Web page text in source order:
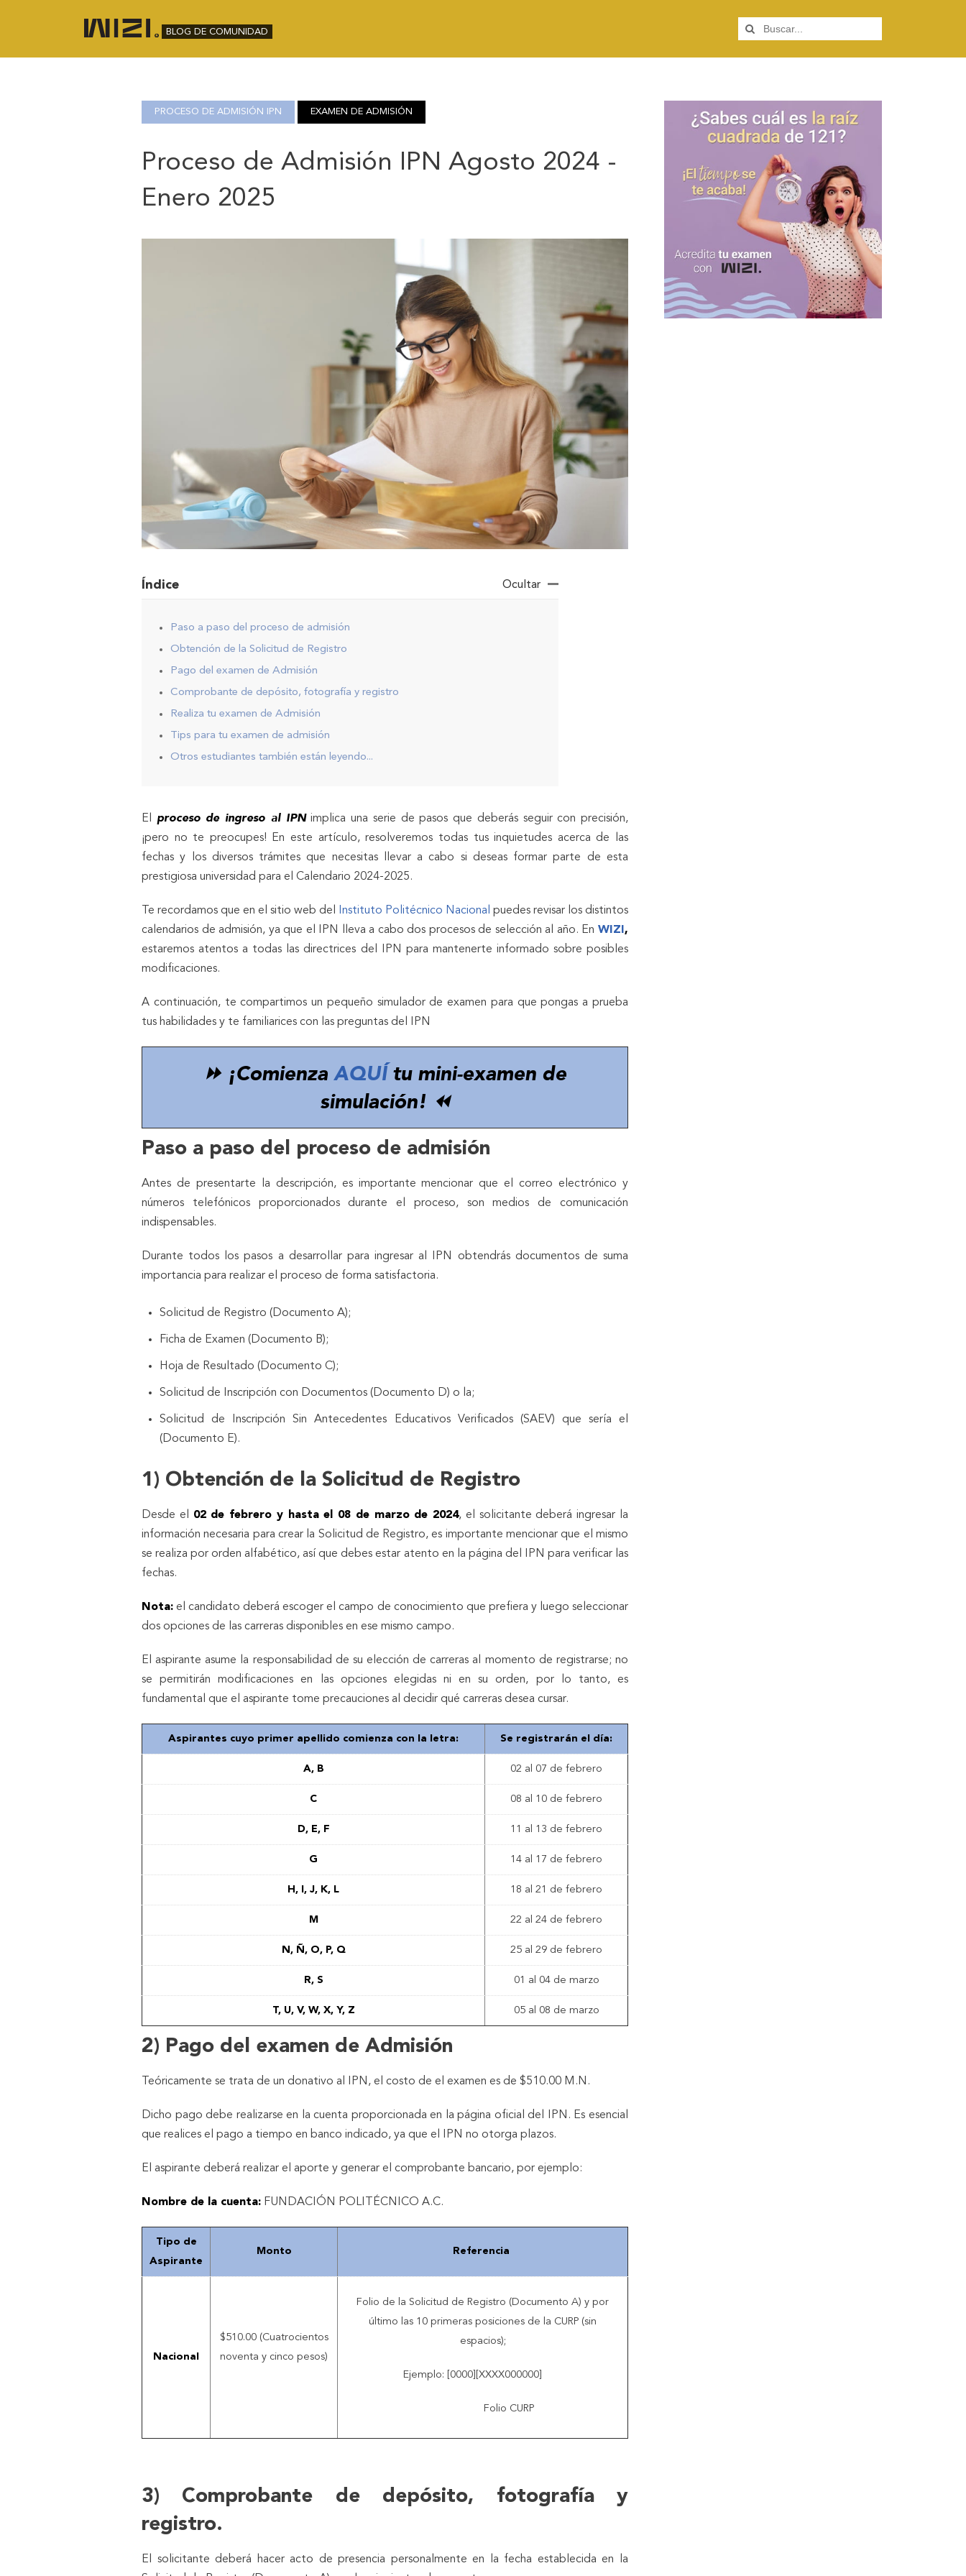
BLOG DE COMUNIDAD
PROCESO DE ADMISIÓN IPN EXAMEN DE ADMISIÓN
Proceso de Admisión IPN Agosto 2024 -
Enero 2025
Índice Ocultar
Paso a paso del proceso de admisión
Obtención de la Solicitud de Registro
Pago del examen de Admisión
Comprobante de depósito, fotografía y registro
Realiza tu examen de Admisión
Tips para tu examen de admisión
Otros estudiantes también están leyendo...
El proceso de ingreso al IPNimplica una serie de pasos que deberás seguir con precisión,
¡pero no te preocupes! En este artículo, resolveremos todas tus inquietudes acerca de las
fechas y los diversos trámites que necesitas llevar a cabo si deseas formar parte de esta
prestigiosa universidad para el Calendario 2024-2025.
Te recordamos que en el sitio web del Instituto Politécnico Nacional puedes revisar los distintos
calendarios de admisión, ya que el IPN lleva a cabo dos procesos de selección al año. En WIZI ,
estaremos atentos a todas las directrices del IPN para mantenerte informado sobre posibles
modificaciones.
A continuación, te compartimos un pequeño simulador de examen para que pongas a prueba
tus habilidades y te familiarices con las preguntas del IPN
⏩ ¡Comienza AQUÍ tu mini-examen de
simulación! ⏪
Paso a paso del proceso de admisión
Antes de presentarte la descripción, es importante mencionar que el correo electrónico y
números telefónicos proporcionados durante el proceso, son medios de comunicación
indispensables.
Durante todos los pasos a desarrollar para ingresar al IPN obtendrás documentos de suma
importancia para realizar el proceso de forma satisfactoria.
Solicitud de Registro (Documento A);
Ficha de Examen (Documento B);
Hoja de Resultado (Documento C);
Solicitud de Inscripción con Documentos (Documento D) o la;
Solicitud de Inscripción Sin Antecedentes Educativos Verificados (SAEV) que sería el
(Documento E).
1) Obtención de la Solicitud de Registro
Desde el 02 de febrero y hasta el 08 de marzo de 2024, el solicitante deberá ingresar la
información necesaria para crear la Solicitud de Registro, es importante mencionar que el mismo
se realiza por orden alfabético, así que debes estar atento en la página del IPN para verificar las
fechas.
Nota: el candidato deberá escoger el campo de conocimiento que prefiera y luego seleccionar
dos opciones de las carreras disponibles en ese mismo campo.
El aspirante asume la responsabilidad de su elección de carreras al momento de registrarse; no
se permitirán modificaciones en las opciones elegidas ni en su orden, por lo tanto, es
fundamental que el aspirante tome precauciones al decidir qué carreras desea cursar.
Aspirantes cuyo primer apellido comienza con la letra: Se registrarán el día:
A, B 02 al 07 de febrero
C 08 al 10 de febrero
D, E, F 11 al 13 de febrero
G 14 al 17 de febrero
H, I, J, K, L 18 al 21 de febrero
M 22 al 24 de febrero
N, Ñ, O, P, Q 25 al 29 de febrero
R, S 01 al 04 de marzo
T, U, V, W, X, Y, Z 05 al 08 de marzo
2) Pago del examen de Admisión
Teóricamente se trata de un donativo al IPN, el costo de el examen es de $510.00 M.N.
Dicho pago debe realizarse en la cuenta proporcionada en la página oficial del IPN. Es esencial
que realices el pago a tiempo en banco indicado, ya que el IPN no otorga plazos.
El aspirante deberá realizar el aporte y generar el comprobante bancario, por ejemplo:
Nombre de la cuenta: FUNDACIÓN POLITÉCNICO A.C.
Tipo de
Aspirante
Monto Referencia
Nacional
$510.00 (Cuatrocientos
noventa y cinco pesos)
Folio de la Solicitud de Registro (Documento A) y por
último las 10 primeras posiciones de la CURP (sin
espacios);
Ejemplo: [0000][XXXX000000]
Folio CURP
3) Comprobante de depósito, fotografía y
registro.
El solicitante deberá hacer acto de presencia personalmente en la fecha establecida en la